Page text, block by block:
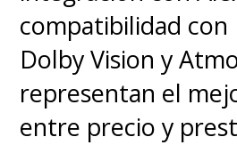
compatibilidad con
Dolby Vision y
representan el
entre precio y